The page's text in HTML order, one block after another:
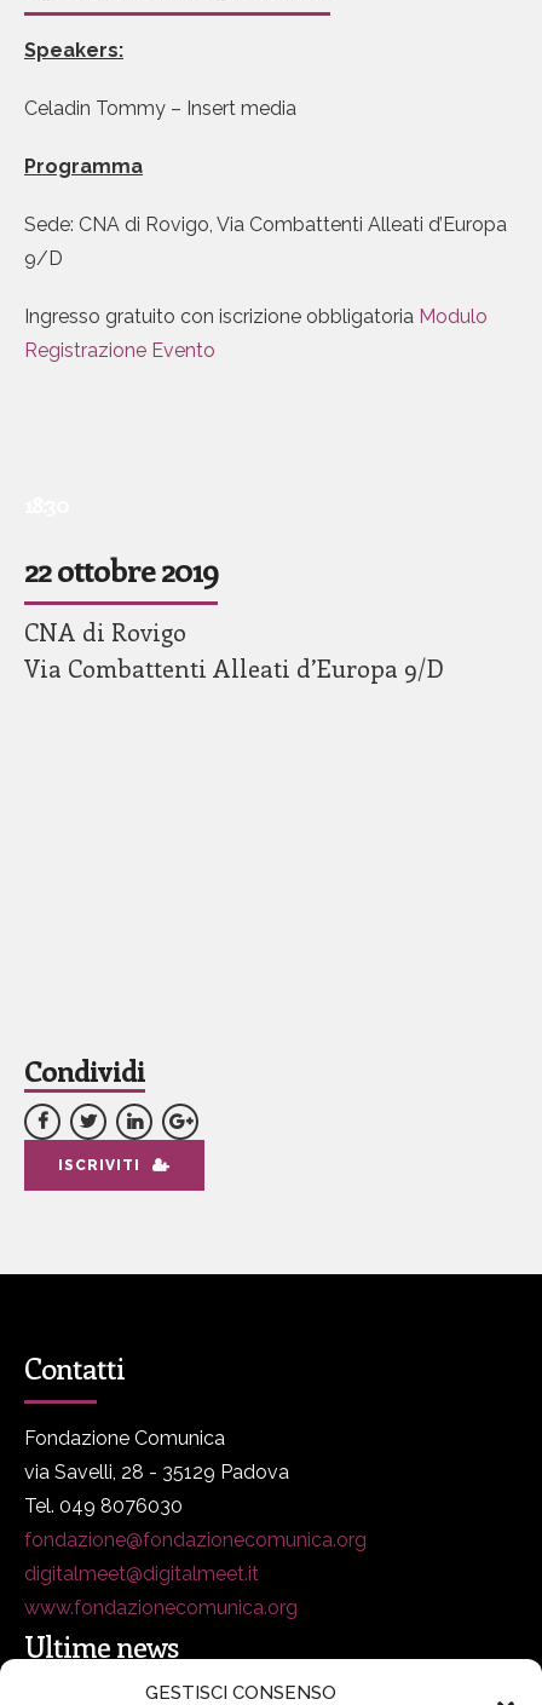
GESTISCI CONSENSO
Speakers:
Celadin Tommy – Insert media
Programma
Sede: CNA di Rovigo, Via Combattenti Alleati d’Europa
9/D
Ingresso gratuito con iscrizione obbligatoria Modulo
Registrazione Evento
22 ottobre 2019
CNA di Rovigo
Via Combattenti Alleati d’Europa 9/D
Condividi
ISCRIVITI
Contatti
Fondazione Comunica
via Savelli, 28 - 35129 Padova
Tel. 049 8076030
fondazione@fondazionecomunica.org
digitalmeet@digitalmeet.it
www.fondazionecomunica.org
Ultime news